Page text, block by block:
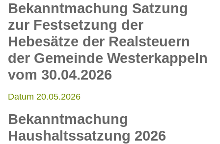
Bekanntmachung Satzung
zur Festsetzung der
Hebesätze der Realsteuern
der Gemeinde Westerkappeln
vom 30.04.2026
Datum 20.05.2026
Bekanntmachung
Haushaltssatzung 2026